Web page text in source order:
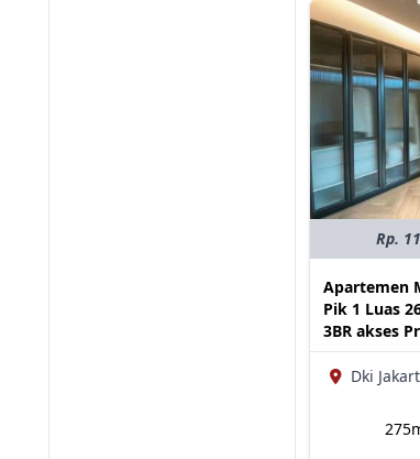
Rp.
Apartemen
Pik 1 Luas
3BR akses
Dki